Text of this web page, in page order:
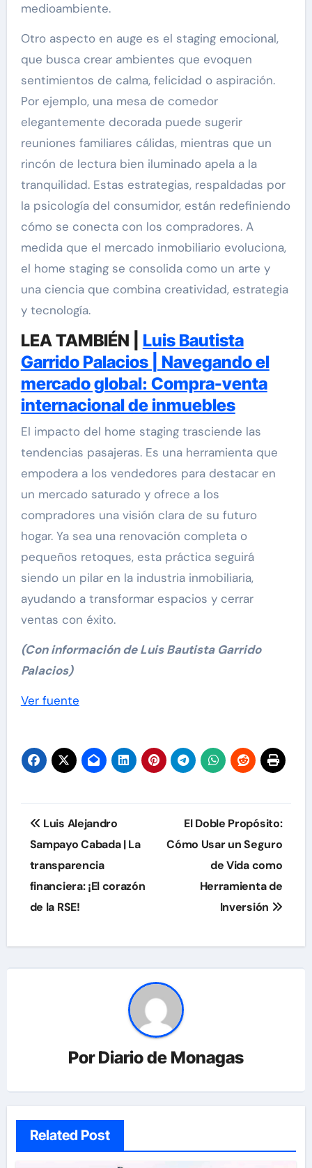
medioambiente.
Otro aspecto en auge es el staging emocional,
que busca crear ambientes que evoquen
sentimientos de calma, felicidad o aspiración.
Por ejemplo, una mesa de comedor
elegantemente decorada puede sugerir
reuniones familiares cálidas, mientras que un
rincón de lectura bien iluminado apela a la
tranquilidad. Estas estrategias, respaldadas por
la psicología del consumidor, están redefiniendo
cómo se conecta con los compradores. A
medida que el mercado inmobiliario evoluciona,
el home staging se consolida como un arte y
una ciencia que combina creatividad, estrategia
y tecnología.
LEA TAMBIÉN | Luis Bautista
Garrido Palacios | Navegando el
mercado global: Compra-venta
internacional de inmuebles
El impacto del home staging trasciende las
tendencias pasajeras. Es una herramienta que
empodera a los vendedores para destacar en
un mercado saturado y ofrece a los
compradores una visión clara de su futuro
hogar. Ya sea una renovación completa o
pequeños retoques, esta práctica seguirá
siendo un pilar en la industria inmobiliaria,
ayudando a transformar espacios y cerrar
ventas con éxito.
(Con información de Luis Bautista Garrido
Palacios)
Navegación
entradas
Ver fuente
Navegación
de
entradas
Luis Alejandro
Sampayo Cabada | La
transparencia
financiera: ¡El corazón
de la RSE!
El Doble Propósito:
Cómo Usar un Seguro
de Vida como
Herramienta de
Inversión
PorDiario de Monagas
Related Post